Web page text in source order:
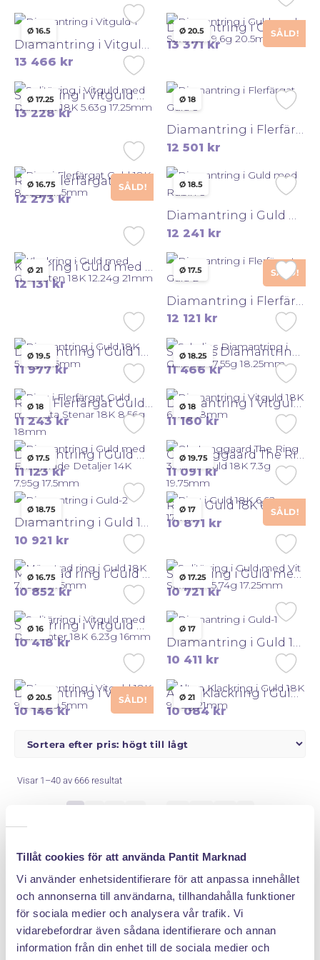
Tillåt cookies för att använda Pantit Marknad
Vi använder enhetsidentifierare för att anpassa innehållet
och annonserna till användarna, tillhandahålla funktioner
för sociala medier och analysera vår trafik. Vi
vidarebefordrar även sådana identifierare och annan
information från din enhet till de sociala medier och
Ø 16.5
13 466 kr
SÅLD!
Ø 20.5 Diamantring i Guld med Safir 18K 9.6g 20.5mm
13 371kr
Ø 17.25 Solitärring i Vitguld med Diamant 18K 5.63g 17.25mm
13 228kr
Ø 18
Diamantring i Flerfärgat Guld 18K 7.4g 18mm
12 501 kr
SÅLD!
Ø 16.75 Ring i Flerfärgat Guld 18K 8.65g 16.75mm
12 273kr
Ø 18.5
12 241 kr
Ø 21
12 131kr
SÅLD!
Ø 17.5
12 121 kr
Ø 19.5 Diamantring i Guld 18K 5.72g 19.5mm
11 977kr
Ø 18.25 Schalins Diamantring i Guld 18K 7.55g 18.25mm
11 466kr
Ø 18
11 243kr
Ø 18 Diamantring i Vitguld 18K 6.45g 18mm
11 160kr
Ø 17.5 Diamantring i Guld med Emaljerade Detaljer 14K 7.95g 17.5mm
11 123kr
Ø 19.75 Ole Lynggaard The Ring 3 mm i Guld 18K 7.3g 19.75mm
11 091kr
Ø 18.75
Diamantring i Guld 18K 6.66g 18.75mm
10 921 kr
SÅLD!
Ø 17 Ring i Guld 18K 6.62g 17mm
10 871 kr
Ø 16.75 Mönstrad ring i Guld 18K 7.99g 16.75mm
10 852kr
Ø 17.25 Solitärring i Guld med Vit Safir 18K 5.74g 17.25mm
10 721kr
Ø 16 Solitärring i Vitguld med Diamanter 18K 6.23g 16mm
10 418kr
Ø 17
10 411 kr
SÅLD!
Ø 20.5 Diamantring i Vitguld 18K 9.88g 20.5mm
10 146kr
Ø 21 Alton Klackring i Guld 18K 9.78g 21mm
10 084kr
Visar 1–40 av 666 resultatSorterade